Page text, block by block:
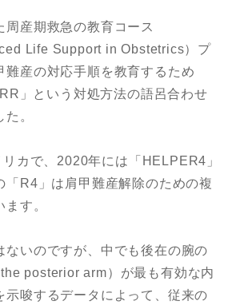
周産期救急の教育コース
Life Support in Obstetrics）プ
難産の対応手順を教育するため
」という対処方法の語呂合わせ
。
カで、2020年には「HELPER4」
「R4」は肩甲難産解除のための複
す。
ないのですが、中でも後在の腕の
posterior arm）が最も有効な内
示唆するデータによって、従来の